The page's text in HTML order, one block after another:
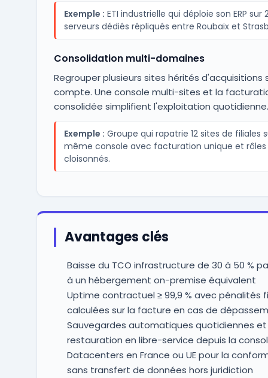
Exemple : ETI industrielle qui déploie son ERP sur
serveurs dédiés répliqués entre Roubaix et
Consolidation multi-domaines
Regrouper plusieurs sites hérités d'acquisitions
compte. Une console multi-sites et la
consolidée simplifient l'exploitation quotidienne.
Exemple : Groupe qui rapatrie 12 sites de filiales
même console avec facturation unique et rôles
cloisonnés.
Avantages clés
Baisse du TCO infrastructure de 30 à 50 %
à un hébergement on-premise équivalent
Uptime contractuel ≥ 99,9 % avec pénalités
calculées sur la facture en cas de
Sauvegardes automatiques quotidiennes et
restauration en libre-service depuis la
Datacenters en France ou UE pour la
sans transfert de données hors juridiction